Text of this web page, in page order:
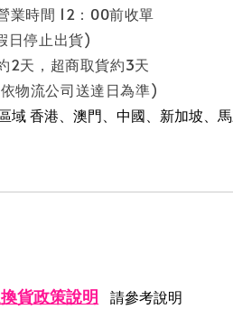
時間 12：00前收單
出貨)
天，超商取貨約3天
司送達日為準)
域 香港、澳門、中國、新加坡、
貨政策說明 請參考說明